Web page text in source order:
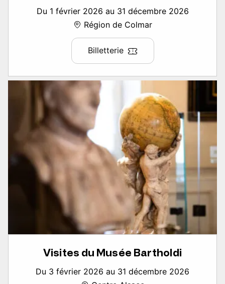
Du 1 février 2026 au 31 décembre 2026
Région de Colmar
Billetterie
Visites du Musée Bartholdi
Du 3 février 2026 au 31 décembre 2026